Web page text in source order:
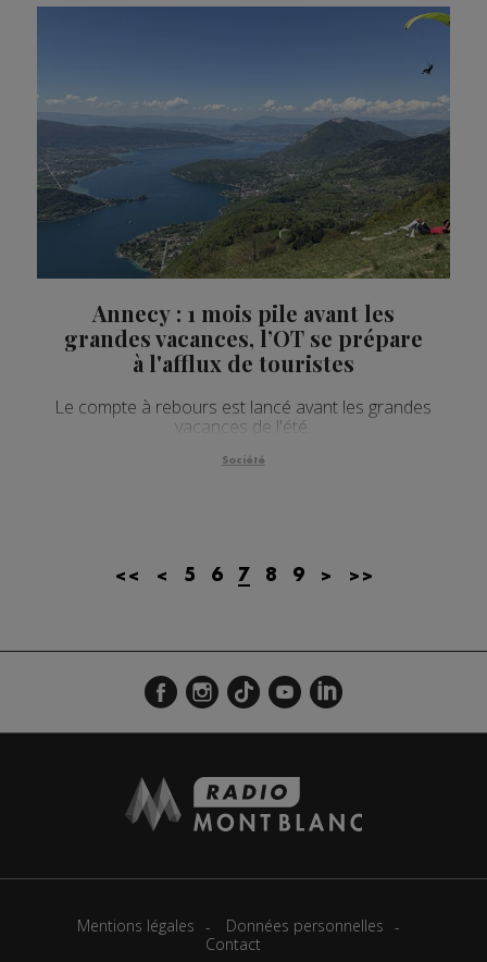
Annecy : 1 mois pile avant les
grandes vacances, l’OT se prépare
à l'afflux de touristes
Le compte à rebours est lancé avant les grandes
vacances de l'été.
Société
<< < 5 6 7 8 9 > >>
Mentions légales
Données personnelles
Contact